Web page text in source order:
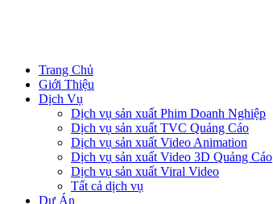
Trang Chủ
Giới Thiệu
Dịch Vụ
Dịch vụ sản xuất Phim Doanh Nghiệp
Dịch vụ sản xuất TVC Quảng Cáo
Dịch vụ sản xuất Video Animation
Dịch vụ sản xuất Video 3D Quảng Cáo
Dịch vụ sản xuất Viral Video
Tất cả dịch vụ
Dự Án